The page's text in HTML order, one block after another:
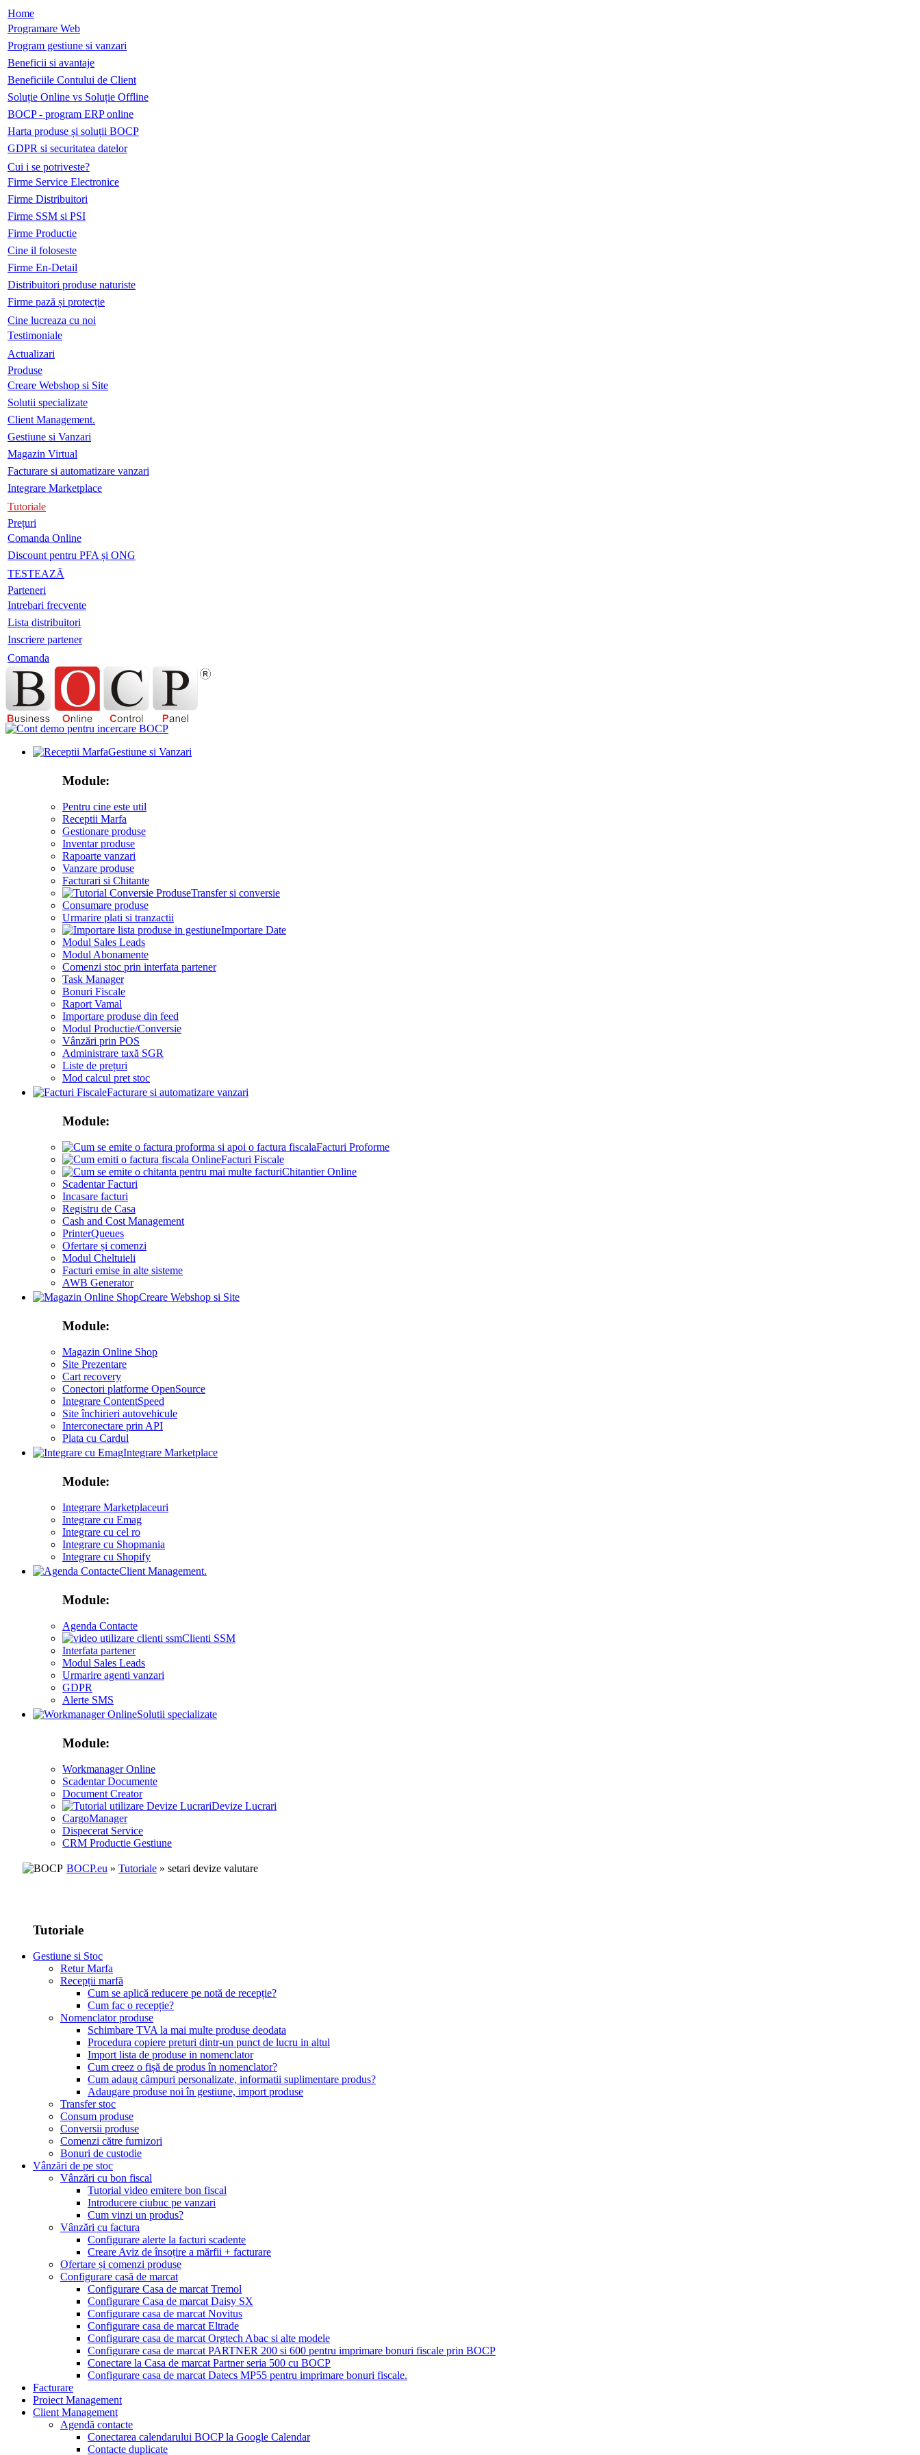
Home
Programare Web
Program gestiune si vanzari
Beneficii si avantaje
Beneficiile Contului de Client
Soluție Online vs Soluție Offline
BOCP - program ERP online
Harta produse și soluții BOCP
GDPR si securitatea datelor
Cui i se potriveste?
Firme Service Electronice
Firme Distribuitori
Firme SSM si PSI
Firme Productie
Cine il foloseste
Firme En-Detail
Distribuitori produse naturiste
Firme pază și protecție
Cine lucreaza cu noi
Testimoniale
Actualizari
Produse
Creare Webshop si Site
Solutii specializate
Client Management.
Gestiune si Vanzari
Magazin Virtual
Facturare si automatizare vanzari
Integrare Marketplace
Tutoriale
Prețuri
Comanda Online
Discount pentru PFA și ONG
TESTEAZĂ
Parteneri
Intrebari frecvente
Lista distribuitori
Inscriere partener
Comanda
Gestiune si Vanzari
Module:
Pentru cine este util
Receptii Marfa
Gestionare produse
Inventar produse
Rapoarte vanzari
Vanzare produse
Facturari si Chitante
Transfer si conversie
Consumare produse
Urmarire plati si tranzactii
Importare Date
Modul Sales Leads
Modul Abonamente
Comenzi stoc prin interfata partener
Task Manager
Bonuri Fiscale
Raport Vamal
Importare produse din feed
Modul Productie/Conversie
Vânzări prin POS
Administrare taxă SGR
Liste de prețuri
Mod calcul pret stoc
Facturare si automatizare vanzari
Module:
Facturi Proforme
Facturi Fiscale
Chitantier Online
Scadentar Facturi
Incasare facturi
Registru de Casa
Cash and Cost Management
PrinterQueues
Ofertare și comenzi
Modul Cheltuieli
Facturi emise in alte sisteme
AWB Generator
Creare Webshop si Site
Module:
Magazin Online Shop
Site Prezentare
Cart recovery
Conectori platforme OpenSource
Integrare ContentSpeed
Site închirieri autovehicule
Interconectare prin API
Plata cu Cardul
Integrare Marketplace
Module:
Integrare Marketplaceuri
Integrare cu Emag
Integrare cu cel ro
Integrare cu Shopmania
Integrare cu Shopify
Client Management.
Module:
Agenda Contacte
Clienti SSM
Interfata partener
Modul Sales Leads
Urmarire agenti vanzari
GDPR
Alerte SMS
Solutii specializate
Module:
Workmanager Online
Scadentar Documente
Document Creator
Devize Lucrari
CargoManager
Dispecerat Service
CRM Productie Gestiune
BOCP.eu » Tutoriale » setari devize valutare
Tutoriale
Gestiune si Stoc
Retur Marfa
Recepții marfă
Cum se aplică reducere pe notă de recepție?
Cum fac o recepție?
Nomenclator produse
Schimbare TVA la mai multe produse deodata
Procedura copiere preturi dintr-un punct de lucru in altul
Import lista de produse in nomenclator
Cum creez o fișă de produs în nomenclator?
Cum adaug câmpuri personalizate, informatii suplimentare produs?
Adaugare produse noi în gestiune, import produse
Transfer stoc
Consum produse
Conversii produse
Comenzi către furnizori
Bonuri de custodie
Vânzări de pe stoc
Vânzări cu bon fiscal
Tutorial video emitere bon fiscal
Introducere ciubuc pe vanzari
Cum vinzi un produs?
Vânzări cu factura
Configurare alerte la facturi scadente
Creare Aviz de însoțire a mărfii + facturare
Ofertare și comenzi produse
Configurare casă de marcat
Configurare Casa de marcat Tremol
Configurare Casa de marcat Daisy SX
Configurare casa de marcat Novitus
Configurare casa de marcat Eltrade
Configurare casa de marcat Orgtech Abac si alte modele
Configurare casa de marcat PARTNER 200 si 600 pentru imprimare bonuri fiscale prin BOCP
Conectare la Casa de marcat Partner seria 500 cu BOCP
Configurare casa de marcat Datecs MP55 pentru imprimare bonuri fiscale.
Facturare
Proiect Management
Client Management
Agendă contacte
Conectarea calendarului BOCP la Google Calendar
Contacte duplicate